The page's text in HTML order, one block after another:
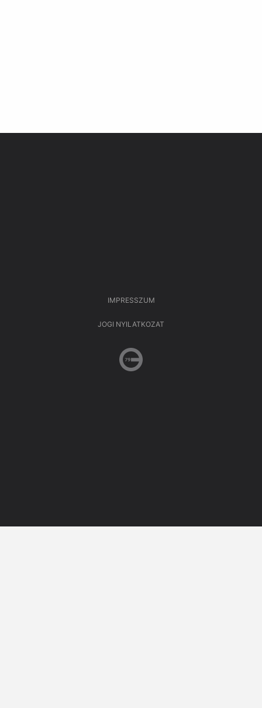
IMPRESSZUM
JOGI NYILATKOZAT